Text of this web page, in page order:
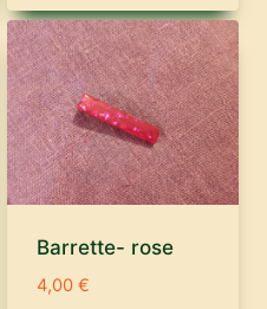
Barrette- rose
4,00 €